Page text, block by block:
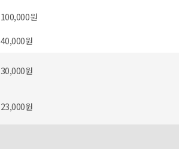
100,000원
40,000원
30,000원
23,000원